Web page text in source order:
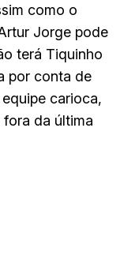
como o
Jorge pode
terá Tiquinho
por conta de
carioca,
da última